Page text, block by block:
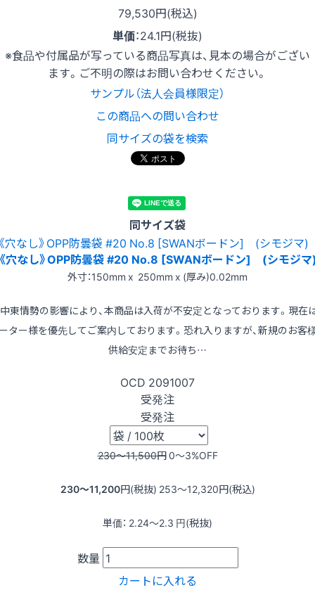
79,530円(税込)
単価：24.1円(税抜)
※食品や付属品が写っている商品写真は、見本の場合がござい
ます。ご不明の際はお問い合わせください。
サンプル（法人会員様限定）
この商品への問い合わせ
同サイズの袋を検索
同サイズ袋
穴なし》OPP防曇袋 #20 No.8 [SWANボードン] (シモジ
外寸：150mm x 250mm x (厚み)0.02mm
東情勢の影響により、本商品は入荷が不安定となっております。現在
ター様を優先してご案内しております。恐れ入りますが、新規のお客
供給安定までお待ち…
OCD 2091007
受発注
受発注
230〜11,500円0〜3%OFF
230〜11,200円(税抜) 253〜12,320円(税込)
単価： 2.24〜2.3 円(税抜)
数量
カートに入れる